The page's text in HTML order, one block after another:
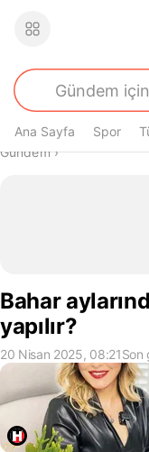
Ana Sayfa Spor
Buradasın
Gündem›
Bahar
yapılır?
20 Nisan 2025, 08:21Son